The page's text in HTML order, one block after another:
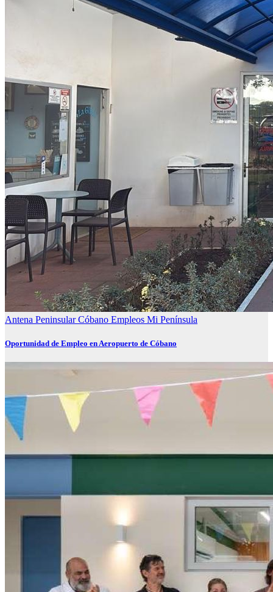
Antena PeninsularCóbano Empleos Mi Península
Oportunidad de Empleo en Aeropuerto de Cóbano